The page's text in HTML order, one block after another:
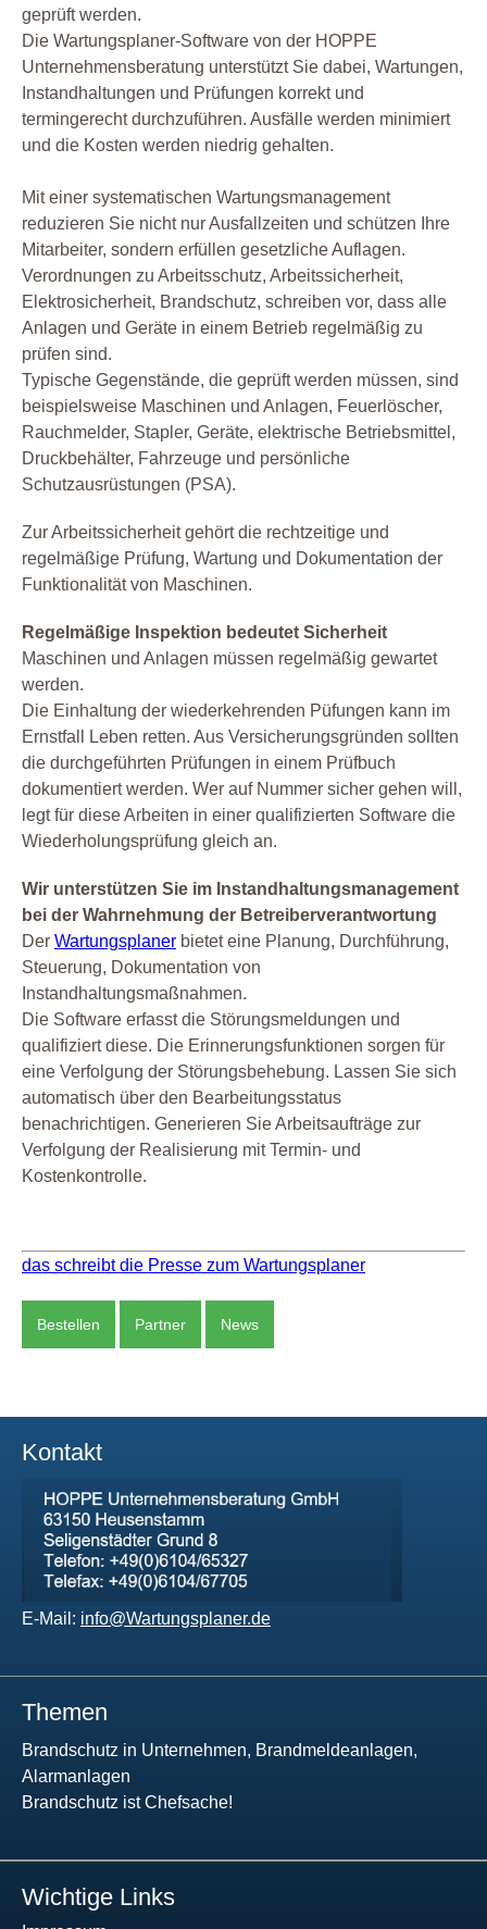
geprüft werden.
Die Wartungsplaner-Software von der HOPPE
Unternehmensberatung unterstützt Sie dabei, Wartungen,
Instandhaltungen und Prüfungen korrekt und
termingerecht durchzuführen. Ausfälle werden minimiert
und die Kosten werden niedrig gehalten.
Mit einer systematischen Wartungsmanagement
reduzieren Sie nicht nur Ausfallzeiten und schützen Ihre
Mitarbeiter, sondern erfüllen gesetzliche Auflagen.
Verordnungen zu Arbeitsschutz, Arbeitssicherheit,
Elektrosicherheit, Brandschutz, schreiben vor, dass alle
Anlagen und Geräte in einem Betrieb regelmäßig zu
prüfen sind.
Typische Gegenstände, die geprüft werden müssen, sind
beispielsweise Maschinen und Anlagen, Feuerlöscher,
Rauchmelder, Stapler, Geräte, elektrische Betriebsmittel,
Druckbehälter, Fahrzeuge und persönliche
Schutzausrüstungen (PSA).
Zur Arbeitssicherheit gehört die rechtzeitige und
regelmäßige Prüfung, Wartung und Dokumentation der
Funktionalität von Maschinen.
Regelmäßige Inspektion bedeutet Sicherheit
Maschinen und Anlagen müssen regelmäßig gewartet
werden.
Die Einhaltung der wiederkehrenden Püfungen kann im
Ernstfall Leben retten. Aus Versicherungsgründen sollten
die durchgeführten Prüfungen in einem Prüfbuch
dokumentiert werden. Wer auf Nummer sicher gehen will,
legt für diese Arbeiten in einer qualifizierten Software die
Wiederholungsprüfung gleich an.
Wir unterstützen Sie im Instandhaltungsmanagement
bei der Wahrnehmung der Betreiberverantwortung
Der Wartungsplaner bietet eine Planung, Durchführung,
Steuerung, Dokumentation von
Instandhaltungsmaßnahmen.
Die Software erfasst die Störungsmeldungen und
qualifiziert diese. Die Erinnerungsfunktionen sorgen für
eine Verfolgung der Störungsbehebung. Lassen Sie sich
automatisch über den Bearbeitungsstatus
benachrichtigen. Generieren Sie Arbeitsaufträge zur
Verfolgung der Realisierung mit Termin- und
Kostenkontrolle.
das schreibt die Presse zum Wartungsplaner
Bestellen Partner News
Kontakt
E-Mail: info@Wartungsplaner.de
Themen
Brandschutz in Unternehmen, Brandmeldeanlagen,
Alarmanlagen
Brandschutz ist Chefsache!
Wichtige Links